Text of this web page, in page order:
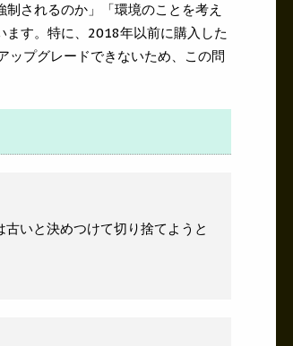
されるのか」「環境のことを考え
す。特に、2018年以前に購入した
プグレードできないため、この問
いと決めつけて切り捨てようと